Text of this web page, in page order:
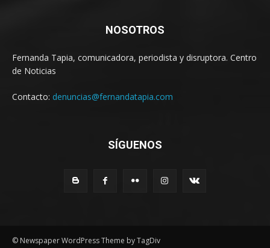
NOSOTROS
Fernanda Tapia, comunicadora, periodista y disruptora. Centro
de Noticias
Contacto: denuncias@fernandatapia.com
SÍGUENOS
© Newspaper WordPress Theme by TagDiv